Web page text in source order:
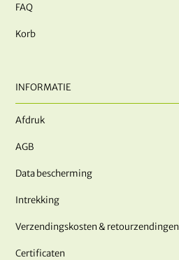
FAQ
Korb
INFORMATIE
Afdruk
AGB
Data bescherming
Intrekking
Verzendingskosten & retourzendingen
Certificaten